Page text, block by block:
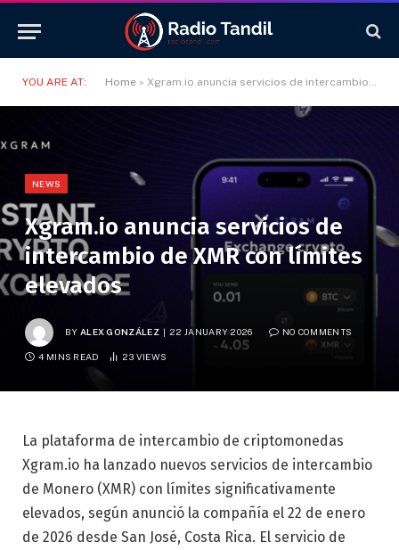
YOU ARE AT: Home » Xgram.io anuncia servicios de intercambio de XMR con límites elevados
NEWS
Xgram.io anuncia servicios de
intercambio de XMR con límites
elevados
BY ALEX GONZÁLEZ 22 JANUARY 2026 NO COMMENTS
4 MINS READ 23 VIEWS
La plataforma de intercambio de criptomonedas
Xgram.io ha lanzado nuevos servicios de intercambio
de Monero (XMR) con límites significativamente
elevados, según anunció la compañía el 22 de enero
de 2026 desde San José, Costa Rica. El servicio de